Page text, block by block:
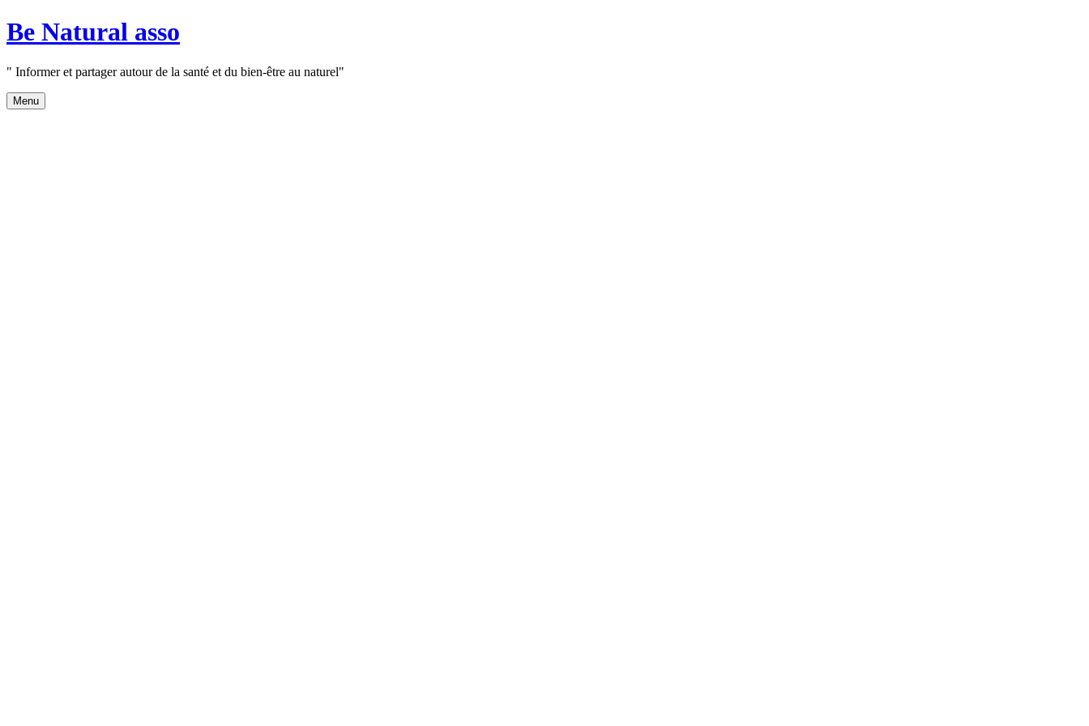
Aller
au
Be Natural asso
" Informer et partager autour de la santé et du bien-être au naturel"
Menu